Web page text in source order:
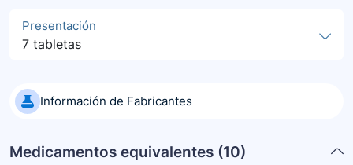
Presentación
7 tabletas
Información de Fabricantes
Medicamentos equivalentes (10)